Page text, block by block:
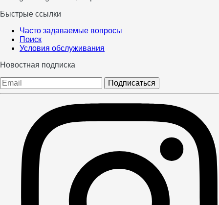
Быстрые ссылки
Часто задаваемые вопросы
Поиск
Условия обслуживания
Новостная подписка
Подписаться